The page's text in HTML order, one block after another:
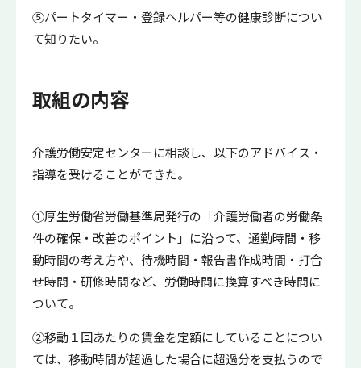
⑤パートタイマー・登録ヘルパー等の健康診断につい
て知りたい。
取組の内容
介護労働安定センターに相談し、以下のアドバイス・
指導を受けることができた。
①厚生労働省労働基準局発行の「介護労働者の労働条
件の確保・改善のポイント」に沿って、通勤時間・移
動時間の考え方や、待機時間・報告書作成時間・打合
せ時間・研修時間など、労働時間に換算すべき時間に
ついて。
②移動１回あたりの賃金を定額にしていることについ
ては、移動時間が超過した場合に超過分を支払うので